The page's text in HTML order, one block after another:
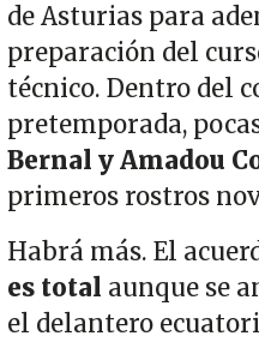
de Asturias para
preparación del
técnico. Dentro del
pretemporada,
Bernal y Amadou
primeros rostros
Habrá más. El
es total aunque se
el delantero